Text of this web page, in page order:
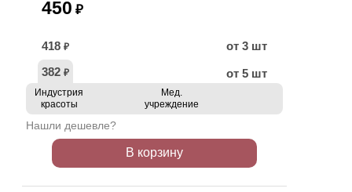
450 ₽
418 ₽
от 3 шт
382 ₽ от 5 шт
Индустрия
красоты
Мед.
учреждение
Нашли дешевле?
В корзину